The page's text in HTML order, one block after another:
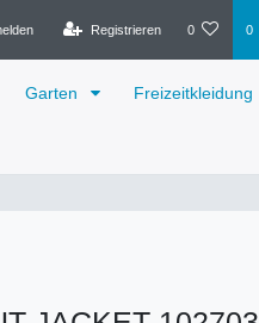
Registrieren 0 0
Garten Freizeitkleidung